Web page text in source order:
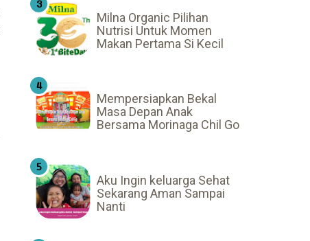
Milna Organic Pilihan
Nutrisi Untuk Momen
Makan Pertama Si Kecil
Mempersiapkan Bekal
Masa Depan Anak
Bersama Morinaga Chil Go
Aku Ingin keluarga Sehat
Sekarang Aman Sampai
Nanti